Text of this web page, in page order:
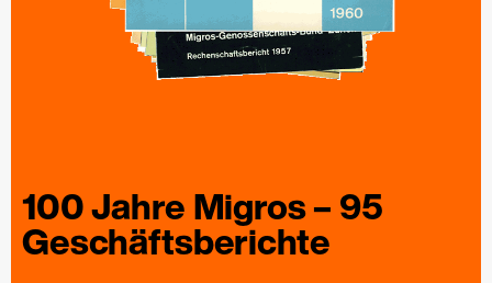
100 JahreMigros– 95
Geschäfts­berichte